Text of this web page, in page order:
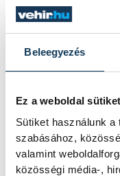
Beleegyezés
Ez a weboldal
Sütiket használunk
szabásához,
valamint
közösségi média-,
A projektről
olvashatnak.
közélet
Nemesvámos